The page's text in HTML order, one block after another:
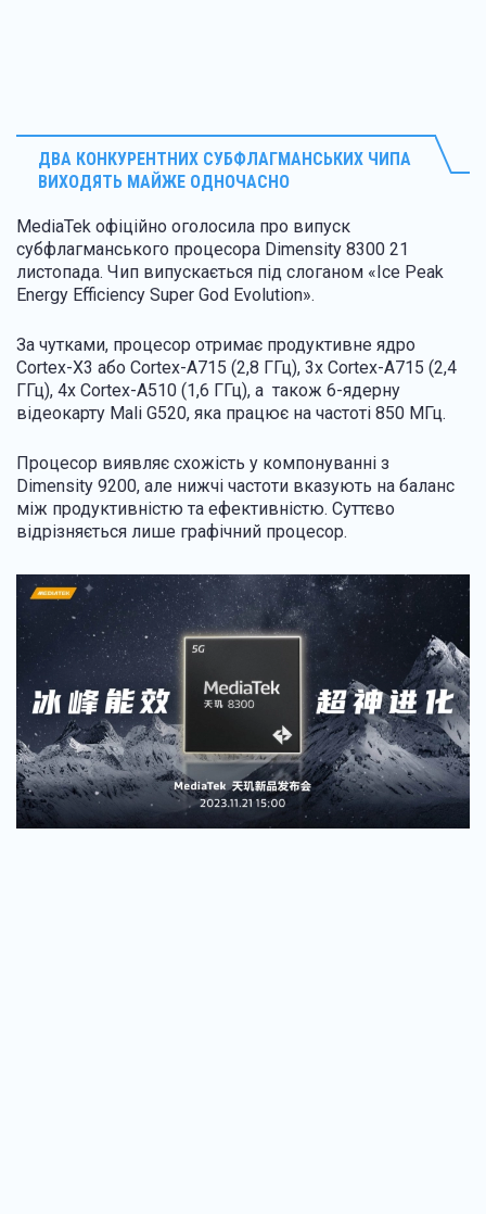
ДВА КОНКУРЕНТНИХ СУ БФЛАГМАНСЬКИХ ЧИПА
ВИХОДЯТЬ МАЙЖЕ ОДНОЧАСНО
MediaTek офіційно оголосила про випуск
субфлагманського процесора Dimensity 8300 21
листопада. Чип випускається під слоганом «Ice Peak
Energy Efficiency Super God Evolution».
За чутками, процесор отримає продуктивне ядро
Cortex-X3 або Cortex-A715 (2,8 ГГц), 3x Cortex-A715 (2,4
ГГц), 4x Cortex-A510 (1,6 ГГц), а також 6-ядерну
відеокарту Mali G520, яка працює на частоті 850 МГц.
Процесор виявляє схожість у компонуванні з
Dimensity 9200, але нижчі частоти вказують на баланс
між продуктивністю та ефективністю. Суттєво
відрізняється лише графічний процесор.